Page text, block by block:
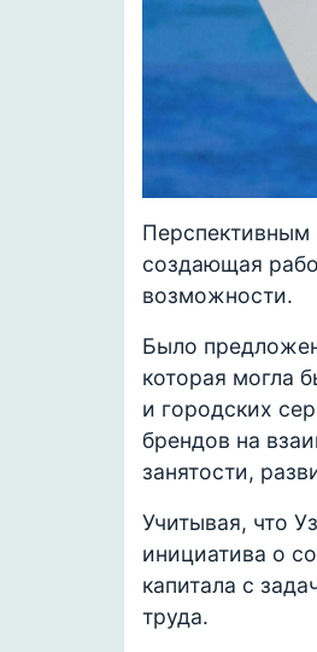
Перспективным
создающая
возможности.
Было
которая могла
и городских
брендов на
занятости,
Учитывая, что
инициатива о
капитала с
труда.